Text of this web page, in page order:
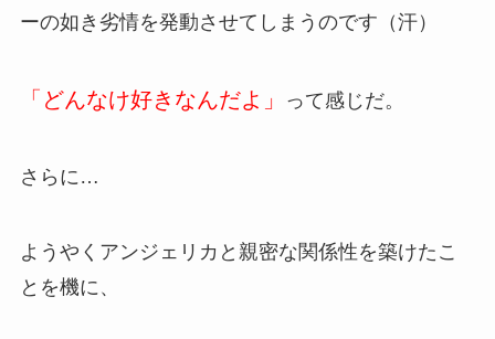
ーの如き劣情を発動させてしまうのです（汗）
「どんなけ好きなんだよ」 って感じだ。
さらに…
ようやくアンジェリカと親密な関係性を築けたこ
とを機に、